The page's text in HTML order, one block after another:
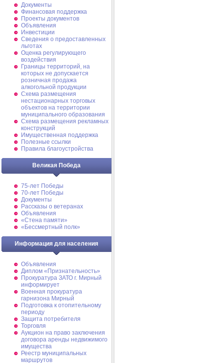
Документы
Финансовая поддержка
Проекты документов
Объявления
Инвестиции
Сведения о предоставленных
льготах
Оценка регулирующего
воздействия
Границы территорий, на
которых не допускается
розничная продажа
алкогольной продукции
Схема размещения
нестационарных торговых
объектов на территории
муниципального образования
Схема размещения рекламных
конструкций
Имущественная поддержка
Полезные ссылки
Правила благоустройства
Великая Победа
75-лет Победы
70-лет Победы
Документы
Рассказы о ветеранах
Объявления
«Стена памяти»
«Бессмертный полк»
Информация для населения
Объявления
Диплом «Признательность»
Прокуратура ЗАТО г. Мирный
информирует
Военная прокуратура
гарнизона Мирный
Подготовка к отопительному
периоду
Защита потребителя
Торговля
Аукцион на право заключения
договора аренды недвижимого
имущества
Реестр муниципальных
маршрутов